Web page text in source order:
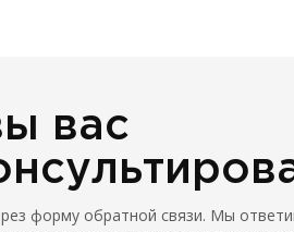
вас
форму обратной связи. Мы